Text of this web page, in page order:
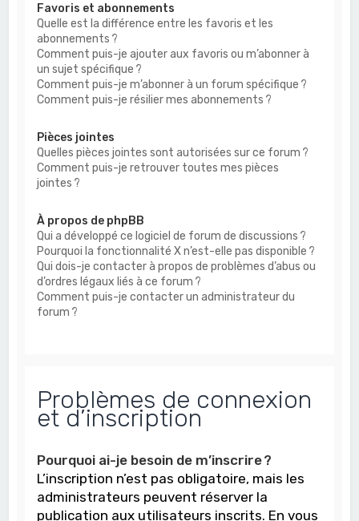
Favoris et abonnements
Quelle est la différence entre les favoris et les
abonnements ?
Comment puis-je ajouter aux favoris ou m’abonner à
un sujet spécifique ?
Comment puis-je m’abonner à un forum spécifique ?
Comment puis-je résilier mes abonnements ?
Pièces jointes
Quelles pièces jointes sont autorisées sur ce forum ?
Comment puis-je retrouver toutes mes pièces
jointes ?
À propos de phpBB
Qui a développé ce logiciel de forum de discussions ?
Pourquoi la fonctionnalité X n’est-elle pas disponible ?
Qui dois-je contacter à propos de problèmes d’abus ou
d’ordres légaux liés à ce forum ?
Comment puis-je contacter un administrateur du
forum ?
Problèmes de connexion
et d’inscription
Pourquoi ai-je besoin de m’inscrire ?
L’inscription n’est pas obligatoire, mais les
administrateurs peuvent réserver la
publication aux utilisateurs inscrits. En vous